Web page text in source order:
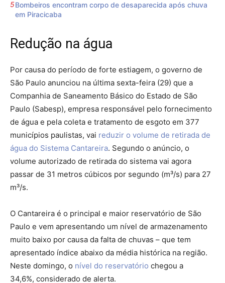
Bombeiros encontram corpo de desaparecida após chuva
em Piracicaba
Redução na água
Por causa do período de forte estiagem, o governo de
São Paulo anunciou na última sexta-feira (29) que a
Companhia de Saneamento Básico do Estado de São
Paulo (Sabesp), empresa responsável pelo fornecimento
de água e pela coleta e tratamento de esgoto em 377
municípios paulistas, vai reduzir o volume de retirada de
água do Sistema Cantareira. Segundo o anúncio, o
volume autorizado de retirada do sistema vai agora
passar de 31 metros cúbicos por segundo (m³/s) para 27
m³/s.
O Cantareira é o principal e maior reservatório de São
Paulo e vem apresentando um nível de armazenamento
muito baixo por causa da falta de chuvas – que tem
apresentado índice abaixo da média histórica na região.
Neste domingo, o nível do reservatório chegou a
34,6%, considerado de alerta.